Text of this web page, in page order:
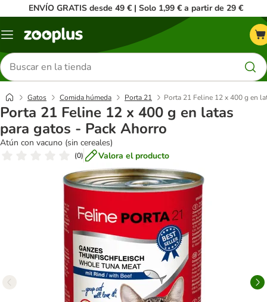
ENVÍO GRATIS desde 49 € | Solo 1,99 € a partir de 29 €
Menú
Buscar
productos
Gatos Comida húmeda Porta 21 Porta 21 Feline 12 x 400 g en
Porta 21 Feline 12 x 400 g en latas
para gatos - Pack Ahorro
Atún con vacuno (sin cereales)
(0) Valora el producto